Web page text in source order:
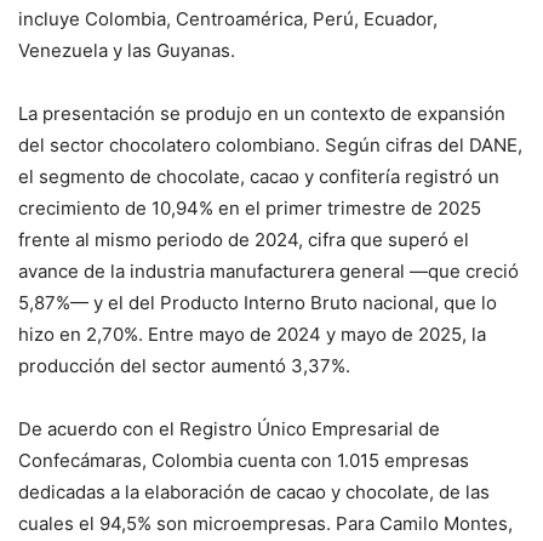
incluye Colombia, Centroamérica, Perú, Ecuador,
Venezuela y las Guyanas.
La presentación se produjo en un contexto de expansión
del sector chocolatero colombiano. Según cifras del DANE,
el segmento de chocolate, cacao y confitería registró un
crecimiento de 10,94% en el primer trimestre de 2025
frente al mismo periodo de 2024, cifra que superó el
avance de la industria manufacturera general —que creció
5,87%— y el del Producto Interno Bruto nacional, que lo
hizo en 2,70%. Entre mayo de 2024 y mayo de 2025, la
producción del sector aumentó 3,37%.
De acuerdo con el Registro Único Empresarial de
Confecámaras, Colombia cuenta con 1.015 empresas
dedicadas a la elaboración de cacao y chocolate, de las
cuales el 94,5% son microempresas. Para Camilo Montes,